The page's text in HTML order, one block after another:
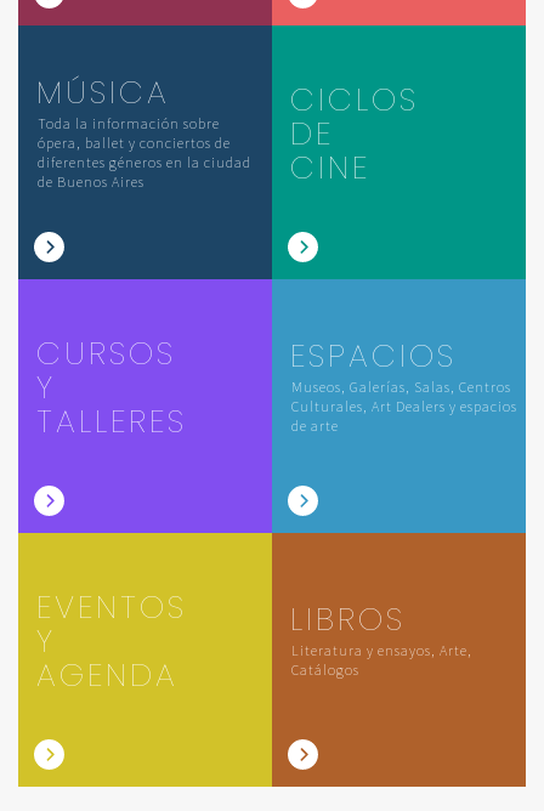
MÚSICA
Toda la información sobre
ópera, ballet y conciertos de
diferentes géneros en la ciudad
de Buenos Aires
CICLOS
DE
CINE
CURSOS
Y
TALLERES
ESPACIOS
Museos, Galerías, Salas, Centros
Culturales, Art Dealers y espacios
de arte
EVENTOS
Y
AGENDA
LIBROS
Literatura y ensayos, Arte,
Catálogos